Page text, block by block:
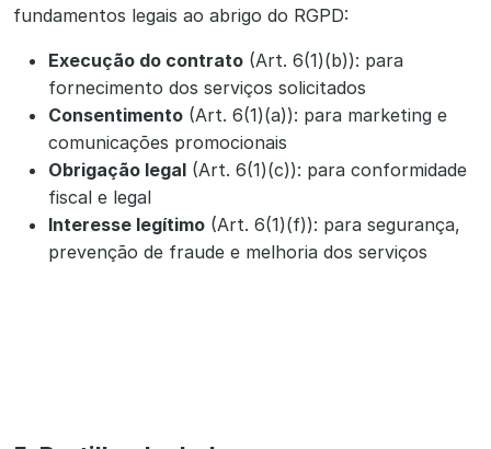
fundamentos legais ao abrigo do RGPD:
Execução do contrato (Art. 6(1)(b)): para
fornecimento dos serviços solicitados
Consentimento (Art. 6(1)(a)): para marketing e
comunicações promocionais
Obrigação legal (Art. 6(1)(c)): para conformidade
fiscal e legal
Interesse legítimo (Art. 6(1)(f)): para segurança,
prevenção de fraude e melhoria dos serviços